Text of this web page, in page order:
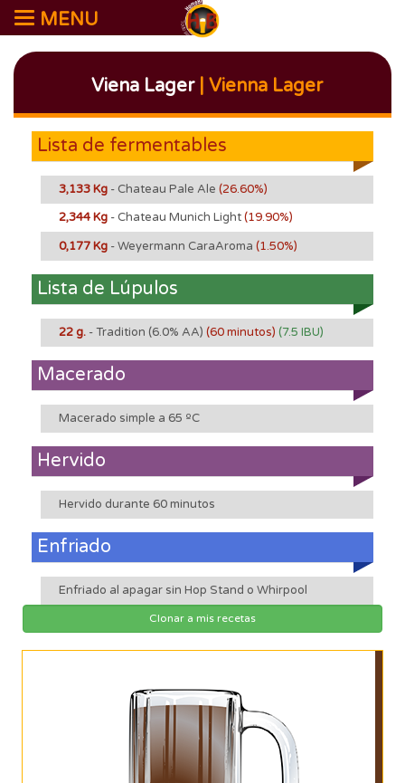
MENU
Viena Lager| Vienna Lager
Lista de fermentables
3,133 Kg - Chateau Pale Ale (26.60%)
2,344 Kg - Chateau Munich Light(19.90%)
0,177 Kg - Weyermann CaraAroma (1.50%)
Lista de Lúpulos
22 g. - Tradition (6.0% AA) (60 minutos) (7.5 IBU)
Macerado
Macerado simple a 65 ºC
Hervido
Hervido durante 60 minutos
Enfriado
Enfriado al apagar sin Hop Stand o Whirpool
Clonar a mis recetas